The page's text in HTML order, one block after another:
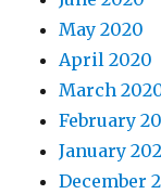
May 2020
April 2020
March
February
January
December